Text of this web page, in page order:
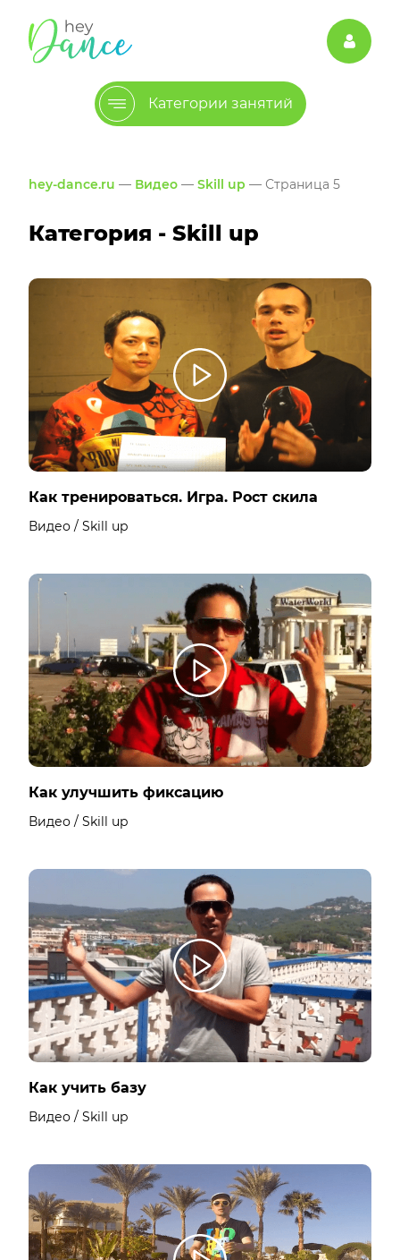
Категории занятий
hey-dance.ru — Видео — Skill up — Страница 5
Категория - Skill up
Как тренироваться. Игра. Рост скила
Видео / Skill up
Как улучшить фиксацию
Видео / Skill up
Как учить базу
Видео / Skill up